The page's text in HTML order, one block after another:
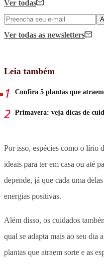
Ver todas
Ver todas as newsletters
Leia também
Confira 5 plantas que
Primavera: veja dicas de
Por isso, espécies como o lírio
ideais para ter em casa ou até
depende, já que cada uma
energias positivas.
Além disso, os cuidados
qual se adapta mais ao seu dia
plantas que atraem sorte e as